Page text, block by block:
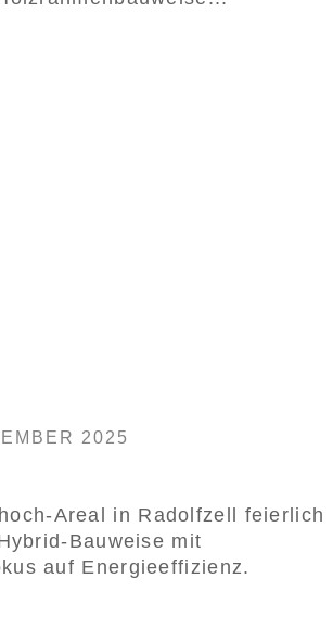
2025
Areal in Radolfzell feierlich
Bauweise mit
auf Energieeffizienz.